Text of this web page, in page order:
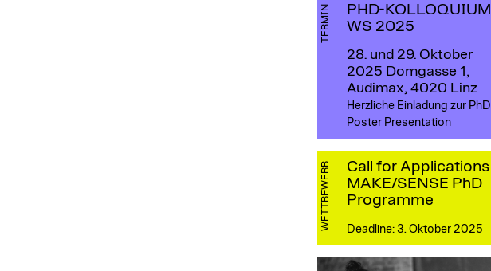
TERMIN
PHD-KOLLOQUIUM
WS 2025
28. und 29. Oktober
2025 Domgasse 1,
Audimax, 4020 Linz
Herzliche Einladung zur PhD
Poster Presentation
WETTBEWERB
Call for Applications
MAKE/SENSE PhD
Programme
Deadline: 3. Oktober 2025